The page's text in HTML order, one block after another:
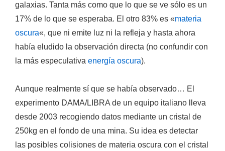
galaxias. Tanta más como que lo que se ve sólo es un
17% de lo que se esperaba. El otro 83% es «materia
oscura«, que ni emite luz ni la refleja y hasta ahora
había eludido la observación directa (no confundir con
la más especulativa energía oscura).
Aunque realmente sí que se había observado… El
experimento DAMA/LIBRA de un equipo italiano lleva
desde 2003 recogiendo datos mediante un cristal de
250kg en el fondo de una mina. Su idea es detectar
las posibles colisiones de materia oscura con el cristal